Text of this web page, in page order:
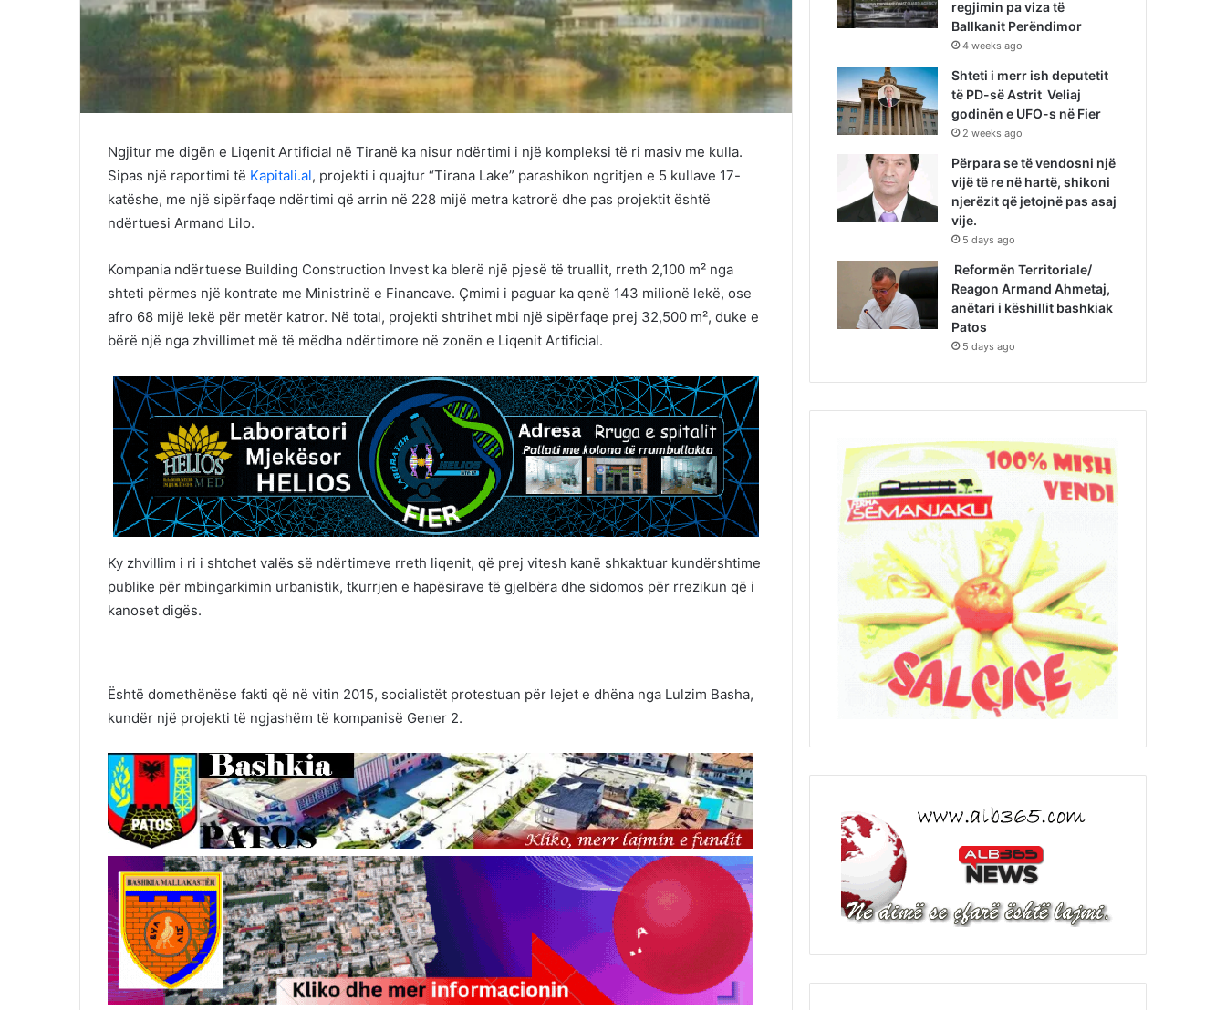
Ngjitur me digën e Liqenit Artificial në Tiranë ka nisur ndërtimi i një kompleksi të ri masiv me kulla.
Sipas një raportimi të Kapitali.al, projekti i quajtur “Tirana Lake” parashikon ngritjen e 5 kullave 17-
katëshe, me një sipërfaqe ndërtimi që arrin në 228 mijë metra katrorë dhe pas projektit është
ndërtuesi Armand Lilo.
Kompania ndërtuese Building Construction Invest ka blerë një pjesë të truallit, rreth 2,100 m² nga
shteti përmes një kontrate me Ministrinë e Financave. Çmimi i paguar ka qenë 143 milionë lekë, ose
afro 68 mijë lekë për metër katror. Në total, projekti shtrihet mbi një sipërfaqe prej 32,500 m², duke e
bërë një nga zhvillimet më të mëdha ndërtimore në zonën e Liqenit Artificial.
Ky zhvillim i ri i shtohet valës së ndërtimeve rreth liqenit, që prej vitesh kanë shkaktuar kundërshtime
publike për mbingarkimin urbanistik, tkurrjen e hapësirave të gjelbëra dhe sidomos për rrezikun që i
kanoset digës.
Është domethënëse fakti që në vitin 2015, socialistët protestuan për lejet e dhëna nga Lulzim Basha,
kundër një projekti të ngjashëm të kompanisë Gener 2.
regjimin pa viza të
Ballkanit Perëndimor
4 weeks ago
Shteti i merr ish deputetit
të PD-së Astrit Veliaj
godinën e UFO-s në Fier
2 weeks ago
Përpara se të vendosni një
vijë të re në hartë, shikoni
njerëzit që jetojnë pas asaj
vije.
5 days ago
Reformën Territoriale/
Reagon Armand Ahmetaj,
anëtari i këshillit bashkiak
Patos
5 days ago